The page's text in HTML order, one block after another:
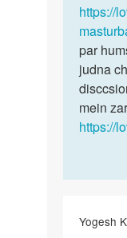
by
https://
par
judna
mein
https://
Yogesh